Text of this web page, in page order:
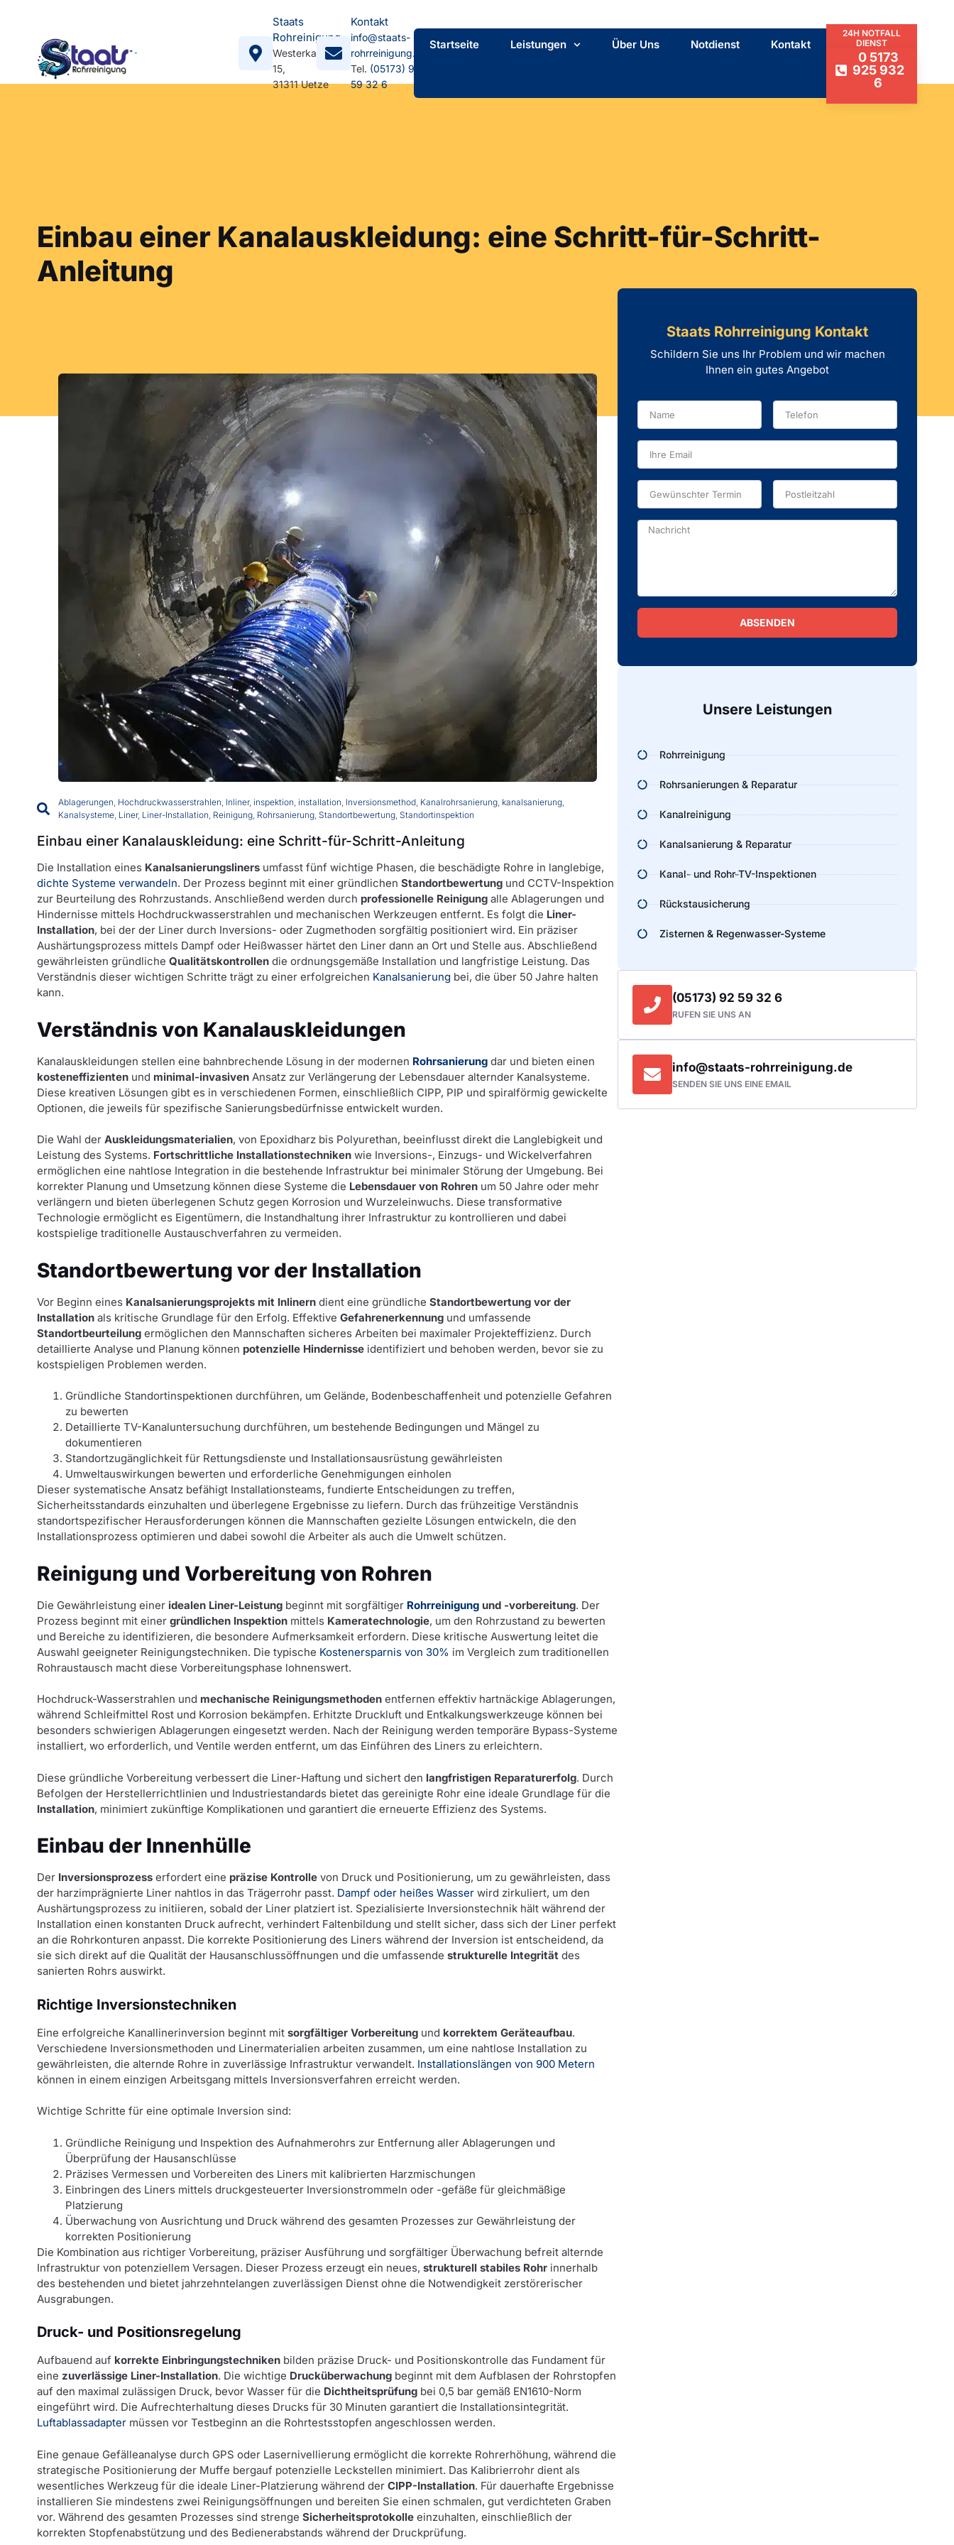
Staats
Rohreinigung
Westerkampstr.
15,
31311 Uetze
Kontakt
info@staats-
rohrreinigung.de
Tel. (05173) 92
59 32 6
Startseite Leistungen Über Uns Notdienst Kontakt
24H NOTFALL
DIENST
0 5173
925 932
6
Einbau einer Kanalauskleidung: eine Schritt-für-Schritt-
Anleitung
Ablagerungen, Hochdruckwasserstrahlen, Inliner, inspektion, installation, Inversionsmethod, Kanalrohrsanierung, kanalsanierung,
Kanalsysteme, Liner, Liner-Installation, Reinigung, Rohrsanierung, Standortbewertung, Standortinspektion
Einbau einer Kanalauskleidung: eine Schritt-für-Schritt-Anleitung
Die Installation eines Kanalsanierungsliners umfasst fünf wichtige Phasen, die beschädigte Rohre in langlebige,
dichte Systeme verwandeln. Der Prozess beginnt mit einer gründlichen Standortbewertung und CCTV-Inspektion
zur Beurteilung des Rohrzustands. Anschließend werden durch professionelle Reinigung alle Ablagerungen und
Hindernisse mittels Hochdruckwasserstrahlen und mechanischen Werkzeugen entfernt. Es folgt die Liner-
Installation, bei der der Liner durch Inversions- oder Zugmethoden sorgfältig positioniert wird. Ein präziser
Aushärtungsprozess mittels Dampf oder Heißwasser härtet den Liner dann an Ort und Stelle aus. Abschließend
gewährleisten gründliche Qualitätskontrollen die ordnungsgemäße Installation und langfristige Leistung. Das
Verständnis dieser wichtigen Schritte trägt zu einer erfolgreichen Kanalsanierung bei, die über 50 Jahre halten
kann.
Verständnis von Kanalauskleidungen
Kanalauskleidungen stellen eine bahnbrechende Lösung in der modernen Rohrsanierung dar und bieten einen
kosteneffizienten und minimal-invasiven Ansatz zur Verlängerung der Lebensdauer alternder Kanalsysteme.
Diese kreativen Lösungen gibt es in verschiedenen Formen, einschließlich CIPP, PIP und spiralförmig gewickelte
Optionen, die jeweils für spezifische Sanierungsbedürfnisse entwickelt wurden.
Die Wahl der Auskleidungsmaterialien, von Epoxidharz bis Polyurethan, beeinflusst direkt die Langlebigkeit und
Leistung des Systems. Fortschrittliche Installationstechniken wie Inversions-, Einzugs- und Wickelverfahren
ermöglichen eine nahtlose Integration in die bestehende Infrastruktur bei minimaler Störung der Umgebung. Bei
korrekter Planung und Umsetzung können diese Systeme die Lebensdauer von Rohren um 50 Jahre oder mehr
verlängern und bieten überlegenen Schutz gegen Korrosion und Wurzeleinwuchs. Diese transformative
Technologie ermöglicht es Eigentümern, die Instandhaltung ihrer Infrastruktur zu kontrollieren und dabei
kostspielige traditionelle Austauschverfahren zu vermeiden.
Standortbewertung vor der Installation
Vor Beginn eines Kanalsanierungsprojekts mit Inlinern dient eine gründliche Standortbewertung vor der
Installation als kritische Grundlage für den Erfolg. Effektive Gefahrenerkennung und umfassende
Standortbeurteilung ermöglichen den Mannschaften sicheres Arbeiten bei maximaler Projekteffizienz. Durch
detaillierte Analyse und Planung können potenzielle Hindernisse identifiziert und behoben werden, bevor sie zu
kostspieligen Problemen werden.
Gründliche Standortinspektionen durchführen, um Gelände, Bodenbeschaffenheit und potenzielle Gefahren
zu bewerten
Detaillierte TV-Kanaluntersuchung durchführen, um bestehende Bedingungen und Mängel zu
dokumentieren
Standortzugänglichkeit für Rettungsdienste und Installationsausrüstung gewährleisten
Umweltauswirkungen bewerten und erforderliche Genehmigungen einholen
Dieser systematische Ansatz befähigt Installationsteams, fundierte Entscheidungen zu treffen,
Sicherheitsstandards einzuhalten und überlegene Ergebnisse zu liefern. Durch das frühzeitige Verständnis
standortspezifischer Herausforderungen können die Mannschaften gezielte Lösungen entwickeln, die den
Installationsprozess optimieren und dabei sowohl die Arbeiter als auch die Umwelt schützen.
Reinigung und Vorbereitung von Rohren
Die Gewährleistung einer idealen Liner-Leistung beginnt mit sorgfältiger Rohrreinigung und -vorbereitung. Der
Prozess beginnt mit einer gründlichen Inspektion mittels Kameratechnologie, um den Rohrzustand zu bewerten
und Bereiche zu identifizieren, die besondere Aufmerksamkeit erfordern. Diese kritische Auswertung leitet die
Auswahl geeigneter Reinigungstechniken. Die typische Kostenersparnis von 30% im Vergleich zum traditionellen
Rohraustausch macht diese Vorbereitungsphase lohnenswert.
Hochdruck-Wasserstrahlen und mechanische Reinigungsmethoden entfernen effektiv hartnäckige Ablagerungen,
während Schleifmittel Rost und Korrosion bekämpfen. Erhitzte Druckluft und Entkalkungswerkzeuge können bei
besonders schwierigen Ablagerungen eingesetzt werden. Nach der Reinigung werden temporäre Bypass-Systeme
installiert, wo erforderlich, und Ventile werden entfernt, um das Einführen des Liners zu erleichtern.
Diese gründliche Vorbereitung verbessert die Liner-Haftung und sichert den langfristigen Reparaturerfolg. Durch
Befolgen der Herstellerrichtlinien und Industriestandards bietet das gereinigte Rohr eine ideale Grundlage für die
Installation, minimiert zukünftige Komplikationen und garantiert die erneuerte Effizienz des Systems.
Einbau der Innenhülle
Der Inversionsprozess erfordert eine präzise Kontrolle von Druck und Positionierung, um zu gewährleisten, dass
der harzimprägnierte Liner nahtlos in das Trägerrohr passt. Dampf oder heißes Wasser wird zirkuliert, um den
Aushärtungsprozess zu initiieren, sobald der Liner platziert ist. Spezialisierte Inversionstechnik hält während der
Installation einen konstanten Druck aufrecht, verhindert Faltenbildung und stellt sicher, dass sich der Liner perfekt
an die Rohrkonturen anpasst. Die korrekte Positionierung des Liners während der Inversion ist entscheidend, da
sie sich direkt auf die Qualität der Hausanschlussöffnungen und die umfassende strukturelle Integrität des
sanierten Rohrs auswirkt.
Richtige Inversionstechniken
Eine erfolgreiche Kanallinerinversion beginnt mit sorgfältiger Vorbereitung und korrektem Geräteaufbau.
Verschiedene Inversionsmethoden und Linermaterialien arbeiten zusammen, um eine nahtlose Installation zu
gewährleisten, die alternde Rohre in zuverlässige Infrastruktur verwandelt. Installationslängen von 900 Metern
können in einem einzigen Arbeitsgang mittels Inversionsverfahren erreicht werden.
Wichtige Schritte für eine optimale Inversion sind:
Gründliche Reinigung und Inspektion des Aufnahmerohrs zur Entfernung aller Ablagerungen und
Überprüfung der Hausanschlüsse
Präzises Vermessen und Vorbereiten des Liners mit kalibrierten Harzmischungen
Einbringen des Liners mittels druckgesteuerter Inversionstrommeln oder -gefäße für gleichmäßige
Platzierung
Überwachung von Ausrichtung und Druck während des gesamten Prozesses zur Gewährleistung der
korrekten Positionierung
Die Kombination aus richtiger Vorbereitung, präziser Ausführung und sorgfältiger Überwachung befreit alternde
Infrastruktur von potenziellem Versagen. Dieser Prozess erzeugt ein neues, strukturell stabiles Rohr innerhalb
des bestehenden und bietet jahrzehntelangen zuverlässigen Dienst ohne die Notwendigkeit zerstörerischer
Ausgrabungen.
Druck- und Positionsregelung
Aufbauend auf korrekte Einbringungstechniken bilden präzise Druck- und Positionskontrolle das Fundament für
eine zuverlässige Liner-Installation. Die wichtige Drucküberwachung beginnt mit dem Aufblasen der Rohrstopfen
auf den maximal zulässigen Druck, bevor Wasser für die Dichtheitsprüfung bei 0,5 bar gemäß EN1610-Norm
eingeführt wird. Die Aufrechterhaltung dieses Drucks für 30 Minuten garantiert die Installationsintegrität.
Luftablassadapter müssen vor Testbeginn an die Rohrtestsstopfen angeschlossen werden.
Eine genaue Gefälleanalyse durch GPS oder Lasernivellierung ermöglicht die korrekte Rohrerhöhung, während die
strategische Positionierung der Muffe bergauf potenzielle Leckstellen minimiert. Das Kalibrierrohr dient als
wesentliches Werkzeug für die ideale Liner-Platzierung während der CIPP-Installation. Für dauerhafte Ergebnisse
installieren Sie mindestens zwei Reinigungsöffnungen und bereiten Sie einen schmalen, gut verdichteten Graben
vor. Während des gesamten Prozesses sind strenge Sicherheitsprotokolle einzuhalten, einschließlich der
korrekten Stopfenabstützung und des Bedienerabstands während der Druckprüfung.
Staats Rohrreinigung Kontakt
Schildern Sie uns Ihr Problem und wir machen
Ihnen ein gutes Angebot
ABSENDEN
Unsere Leistungen
Rohrreinigung
Rohrsanierungen & Reparatur
Kanalreinigung
Kanalsanierung & Reparatur
Kanal- und Rohr-TV-Inspektionen
Rückstausicherung
Zisternen & Regenwasser-Systeme
(05173) 92 59 32 6
RUFEN SIE UNS AN
info@staats-rohrreinigung.de
SENDEN SIE UNS EINE EMAIL